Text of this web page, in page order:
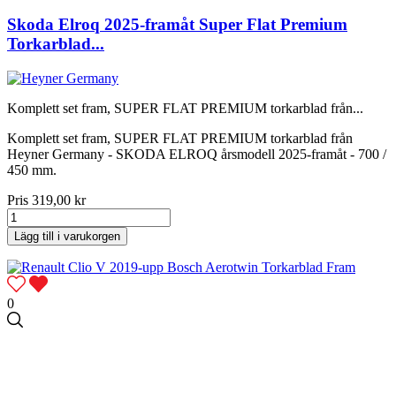
Skoda Elroq 2025-framåt Super Flat Premium
Torkarblad...
Komplett set fram, SUPER FLAT PREMIUM torkarblad från...
Komplett set fram, SUPER FLAT PREMIUM torkarblad från
Heyner Germany - SKODA ELROQ årsmodell 2025-framåt - 700 /
450 mm.
Pris 319,00 kr
Lägg till i varukorgen
0